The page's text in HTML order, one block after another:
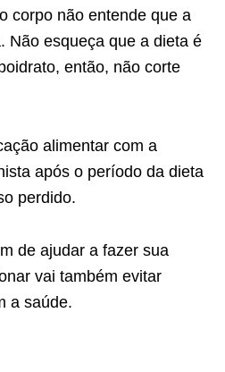
corpo não entende que a
Não esqueça que a dieta é
então, não corte
alimentar com a
após o período da dieta
perdido.
de ajudar a fazer sua
vai também evitar
a saúde.